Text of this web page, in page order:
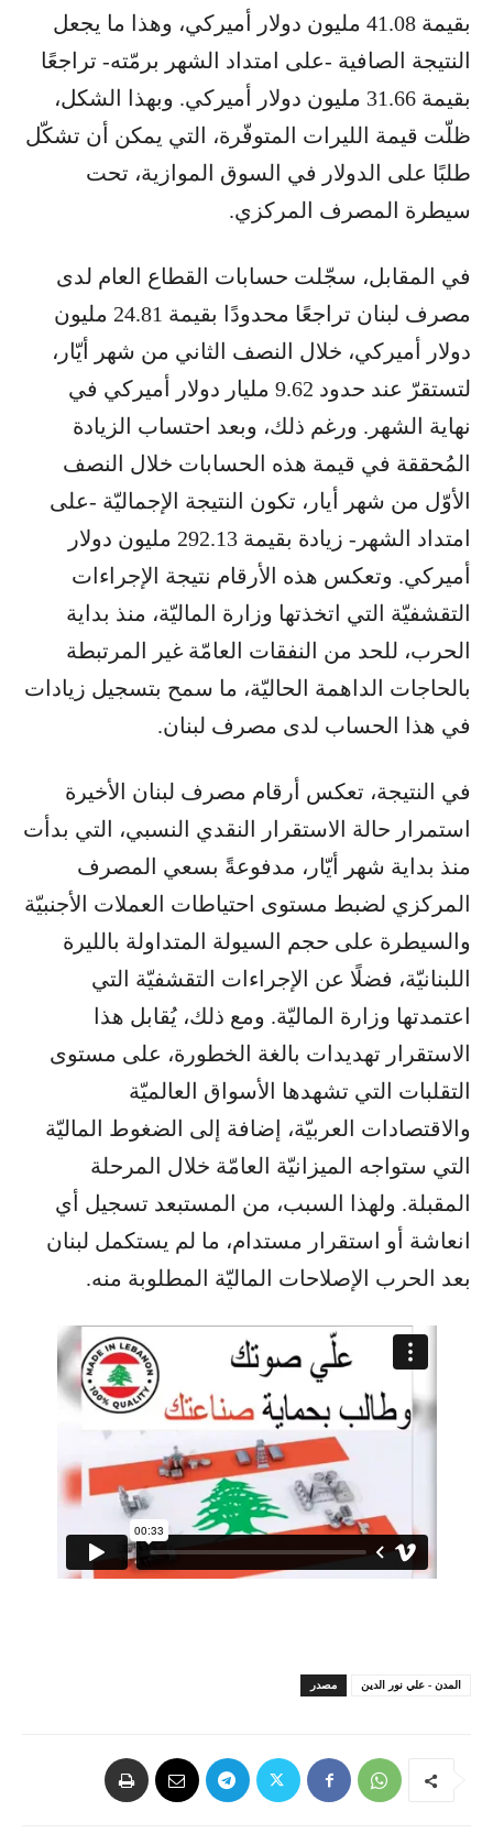
بقيمة 41.08 مليون دولار أميركي، وهذا ما يجعل
النتيجة الصافية -على امتداد الشهر برمّته- تراجعًا
بقيمة 31.66 مليون دولار أميركي. وبهذا الشكل،
ظلّت قيمة الليرات المتوفّرة، التي يمكن أن تشكّل
طلبًا على الدولار في السوق الموازية، تحت
سيطرة المصرف المركزي.
في المقابل، سجّلت حسابات القطاع العام لدى
مصرف لبنان تراجعًا محدودًا بقيمة 24.81 مليون
دولار أميركي، خلال النصف الثاني من شهر أيّار،
لتستقرّ عند حدود 9.62 مليار دولار أميركي في
نهاية الشهر. ورغم ذلك، وبعد احتساب الزيادة
المُحققة في قيمة هذه الحسابات خلال النصف
الأوّل من شهر أيار، تكون النتيجة الإجماليّة -على
امتداد الشهر- زيادة بقيمة 292.13 مليون دولار
أميركي. وتعكس هذه الأرقام نتيجة الإجراءات
التقشفيّة التي اتخذتها وزارة الماليّة، منذ بداية
الحرب، للحد من النفقات العامّة غير المرتبطة
بالحاجات الداهمة الحاليّة، ما سمح بتسجيل زيادات
في هذا الحساب لدى مصرف لبنان.
في النتيجة، تعكس أرقام مصرف لبنان الأخيرة
استمرار حالة الاستقرار النقدي النسبي، التي بدأت
منذ بداية شهر أيّار، مدفوعةً بسعي المصرف
المركزي لضبط مستوى احتياطات العملات الأجنبيّة
والسيطرة على حجم السيولة المتداولة بالليرة
اللبنانيّة، فضلًا عن الإجراءات التقشفيّة التي
اعتمدتها وزارة الماليّة. ومع ذلك، يُقابل هذا
الاستقرار تهديدات بالغة الخطورة، على مستوى
التقلبات التي تشهدها الأسواق العالميّة
والاقتصادات العربيّة، إضافة إلى الضغوط الماليّة
التي ستواجه الميزانيّة العامّة خلال المرحلة
المقبلة. ولهذا السبب، من المستبعد تسجيل أي
انعاشة أو استقرار مستدام، ما لم يستكمل لبنان
بعد الحرب الإصلاحات الماليّة المطلوبة منه.
مصدر المدن - علي نور الدين